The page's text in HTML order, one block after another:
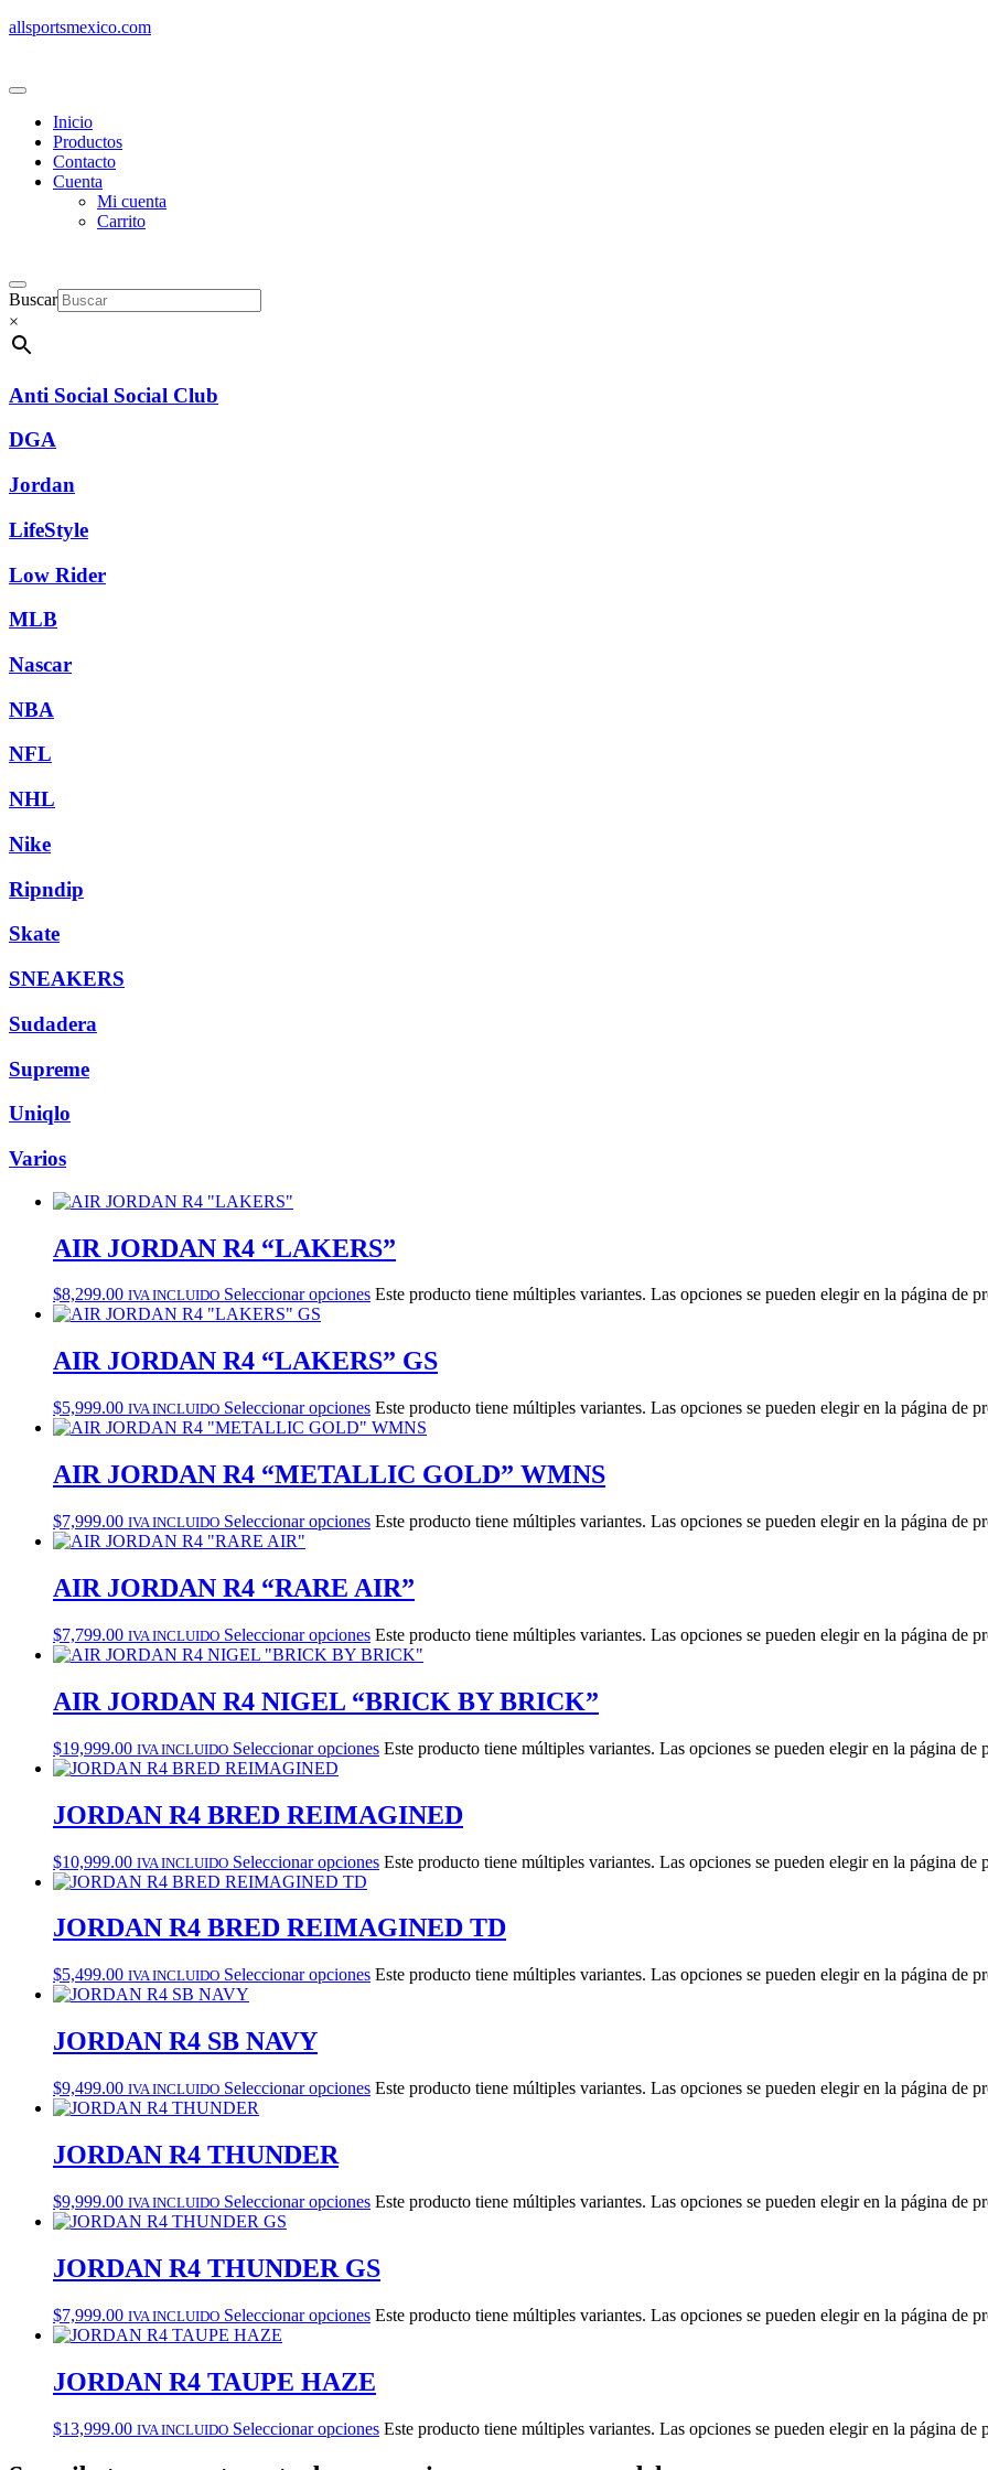
allsportsmexico.com
Inicio
Productos
Contacto
Cuenta
Mi cuenta
Carrito
Buscar
×
Anti Social Social Club
DGA
Jordan
LifeStyle
Low Rider
MLB
Nascar
NBA
NFL
NHL
Nike
Ripndip
Skate
SNEAKERS
Sudadera
Supreme
Uniqlo
Varios
AIR JORDAN R4 “LAKERS”
$8,299.00 IVA INCLUIDO Seleccionar opciones Este producto tiene múltiples variantes. Las opciones se pueden elegir en la página de
AIR JORDAN R4 “LAKERS” GS
$5,999.00 IVA INCLUIDO Seleccionar opciones Este producto tiene múltiples variantes. Las opciones se pueden elegir en la página de
AIR JORDAN R4 “METALLIC GOLD” WMNS
$7,999.00 IVA INCLUIDO Seleccionar opciones Este producto tiene múltiples variantes. Las opciones se pueden elegir en la página de
AIR JORDAN R4 “RARE AIR”
$7,799.00 IVA INCLUIDO Seleccionar opciones Este producto tiene múltiples variantes. Las opciones se pueden elegir en la página de
AIR JORDAN R4 NIGEL “BRICK BY BRICK”
$19,999.00 IVA INCLUIDO Seleccionar opciones Este producto tiene múltiples variantes. Las opciones se pueden elegir en la página de
JORDAN R4 BRED REIMAGINED
$10,999.00 IVA INCLUIDO Seleccionar opciones Este producto tiene múltiples variantes. Las opciones se pueden elegir en la página de
JORDAN R4 BRED REIMAGINED TD
$5,499.00 IVA INCLUIDO Seleccionar opciones Este producto tiene múltiples variantes. Las opciones se pueden elegir en la página de
JORDAN R4 SB NAVY
$9,499.00 IVA INCLUIDO Seleccionar opciones Este producto tiene múltiples variantes. Las opciones se pueden elegir en la página de
JORDAN R4 THUNDER
$9,999.00 IVA INCLUIDO Seleccionar opciones Este producto tiene múltiples variantes. Las opciones se pueden elegir en la página de
JORDAN R4 THUNDER GS
$7,999.00 IVA INCLUIDO Seleccionar opciones Este producto tiene múltiples variantes. Las opciones se pueden elegir en la página de
JORDAN R4 TAUPE HAZE
$13,999.00 IVA INCLUIDO Seleccionar opciones Este producto tiene múltiples variantes. Las opciones se pueden elegir en la página de